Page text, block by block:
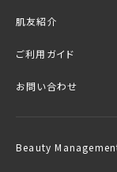
肌友紹介
ご利用ガイド
お問い合わせ
Beauty